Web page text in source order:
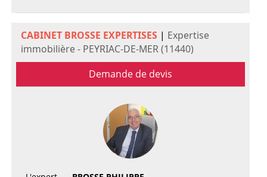
CABINET BROSSE EXPERTISES | Expertise
immobilière - PEYRIAC-DE-MER (11440)
Demande de devis